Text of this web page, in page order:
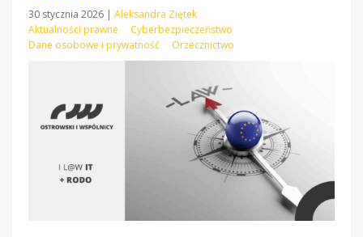
30 stycznia 2026 | Aleksandra Ziętek
Aktualności prawne
Cyberbezpieczeństwo
Dane osobowe i prywatność
Orzecznictwo